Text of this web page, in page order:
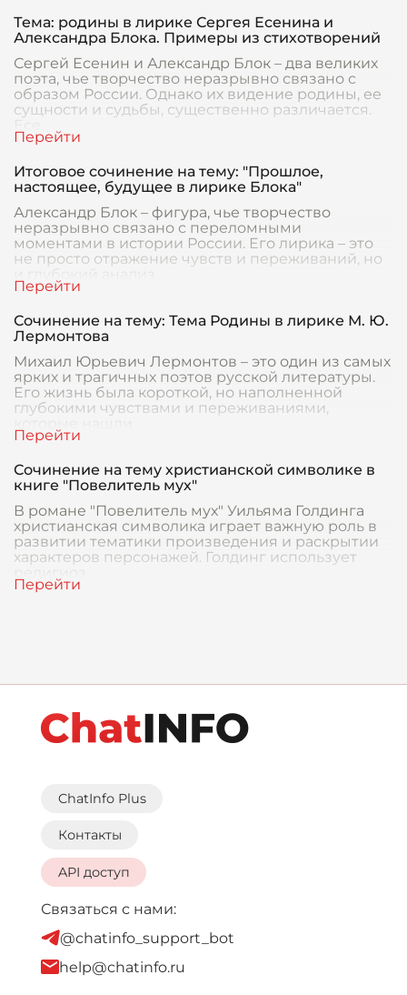
Тема: родины в лирике Сергея Есенина и
Александра Блока. Примеры из стихотворений
Сергей Есенин и Александр Блок – два великих
поэта, чье творчество неразрывно связано с
образом России. Однако их видение родины, ее
сущности и судьбы, существенно различается.
Есе
Итоговое сочинение на тему: "Прошлое,
настоящее, будущее в лирике Блока"
Александр Блок – фигура, чье творчество
неразрывно связано с переломными
моментами в истории России. Его лирика – это
не просто отражение чувств и переживаний, но
и глубокий анализ
Сочинение на тему: Тема Родины в лирике М. Ю.
Лермонтова
Михаил Юрьевич Лермонтов – это один из самых
ярких и трагичных поэтов русской литературы.
Его жизнь была короткой, но наполненной
глубокими чувствами и переживаниями,
Сочинение на тему христианской символике в
книге "Повелитель мух"
В романе "Повелитель мух" Уильяма Голдинга
христианская символика играет важную роль в
развитии тематики произведения и раскрытии
характеров персонажей. Голдинг использует
ChatInfo Plus
Контакты
API доступ
Связаться с нами:
@chatinfo_support_bot
help@chatinfo.ru